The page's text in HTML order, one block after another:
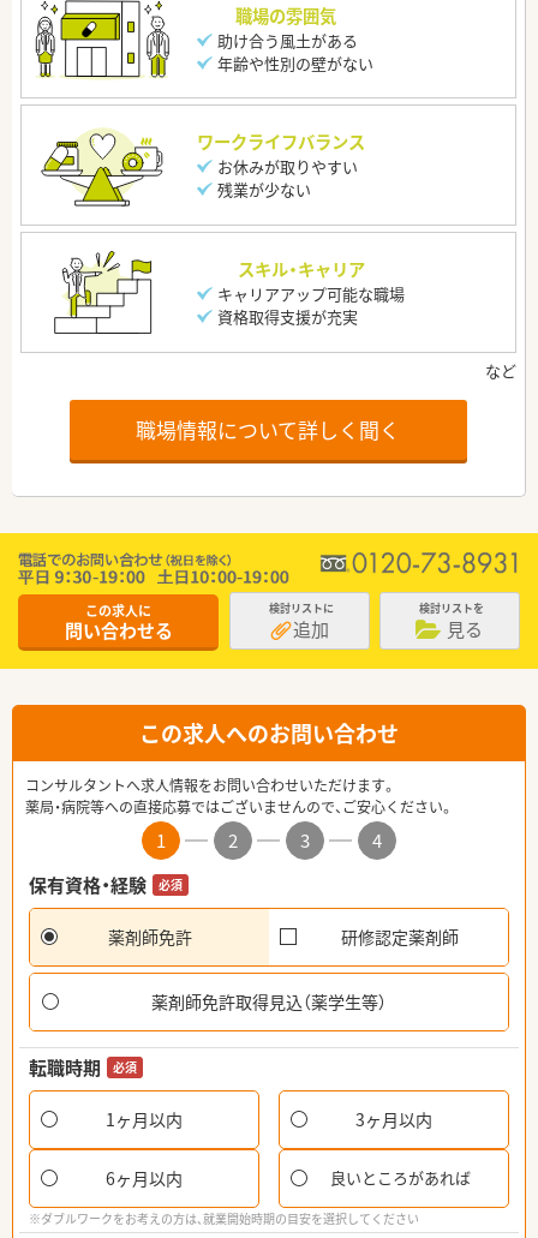
職場の雰囲気
助け合う風土がある
年齢や性別の壁がない
ワークライフバランス
お休みが取りやすい
残業が少ない
スキル・キャリア
キャリアアップ可能な職場
資格取得支援が充実
職場情報について詳しく聞く
この求人に
問い合わせる
検討リストに
追加
検討リストを
見る
この求人へのお問い合わせ
コンサルタントへ求人情報をお問い合わせいただけます。
薬局・病院等への直接応募ではございませんので、ご安心ください。
1 2 3
4
保有資格・経験
必須
薬剤師免許 研修認定薬剤師
薬剤師免許取得見込（薬学生等）
転職時期 必須
1ヶ月以内 3ヶ月以内
6ヶ月以内 良いところがあれば
※ダブルワークをお考えの方は、就業開始時期の目安を選択してください